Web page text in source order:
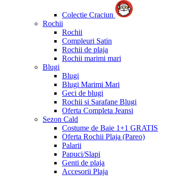
Colectie Craciun
Rochii
Rochii
Compleuri Satin
Rochii de plaja
Rochii marimi mari
Blugi
Blugi
Blugi Marimi Mari
Geci de blugi
Rochii si Sarafane Blugi
Oferta Completa Jeansi
Sezon Cald
Costume de Baie 1+1 GRATIS
Oferta Rochii Plaja (Pareo)
Palarii
Papuci/Slapi
Genti de plaja
Accesorii Plaja